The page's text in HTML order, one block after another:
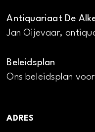
Antiquariaat De
Jan Oijevaar,
Beleidsplan
Ons beleidsplan
ADRES